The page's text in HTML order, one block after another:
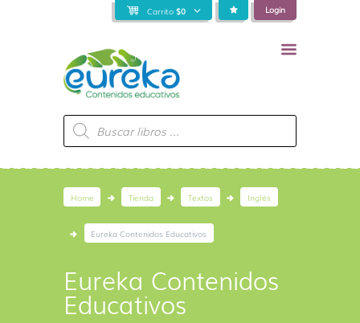
Carrito $0 Login
Búsqueda
de
productos
Home Tienda Textos Inglés
Eureka Contenidos Educativos
Eureka Contenidos
Educativos